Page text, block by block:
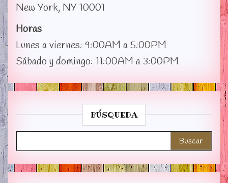
New York, NY 10001
Horas
Lunes a viernes: 9:00AM a 5:00PM
Sábado y domingo: 11:00AM a 3:00PM
BÚSQUEDA